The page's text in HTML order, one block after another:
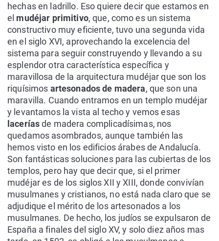
hechas en ladrillo. Eso quiere decir que estamos en
el mudéjar primitivo, que, como es un sistema
constructivo muy eficiente, tuvo una segunda vida
en el siglo XVI, aprovechando la excelencia del
sistema para seguir construyendo y llevando a su
esplendor otra característica específica y
maravillosa de la arquitectura mudéjar que son los
riquísimos artesonados de madera, que son una
maravilla. Cuando entramos en un templo mudéjar
y levantamos la vista al techo y vemos esas
laceríasde madera complicadísimas, nos
quedamos asombrados, aunque también las
hemos visto en los edificios árabes de Andalucía.
Son fantásticas soluciones para las cubiertas de los
templos, pero hay que decir que, si el primer
mudéjar es de los siglos XII y XIII, donde convivían
musulmanes y cristianos, no está nada claro que se
adjudique el mérito de los artesonados a los
musulmanes. De hecho, los judíos se expulsaron de
España a finales del siglo XV, y solo diez años mas